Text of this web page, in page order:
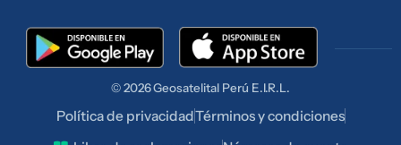
© 2026Geosatelital Perú E.I.R.L.
Política de privacidadTérminos y condiciones